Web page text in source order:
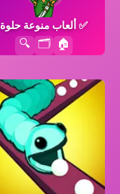
✅ألعاب منوعة حلوة
🏠
🗂️
🔍